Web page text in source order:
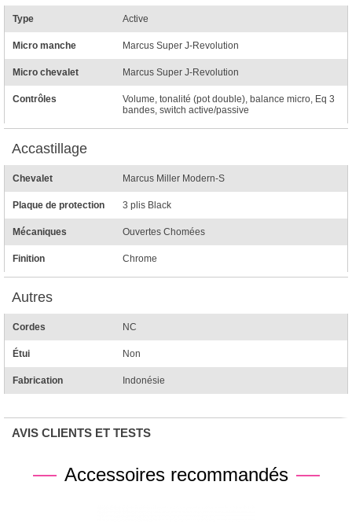
Type Active
Micro manche Marcus Super J-Revolution
Micro chevalet Marcus Super J-Revolution
Contrôles
Volume, tonalité (pot double), balance micro, Eq 3
bandes, switch active/passive
Accastillage
Chevalet Marcus Miller Modern-S
Plaque de protection 3 plis Black
Mécaniques Ouvertes Chomées
Finition Chrome
Autres
Cordes NC
Étui Non
Fabrication Indonésie
AVIS CLIENTS ET TESTS
Accessoires recommandés